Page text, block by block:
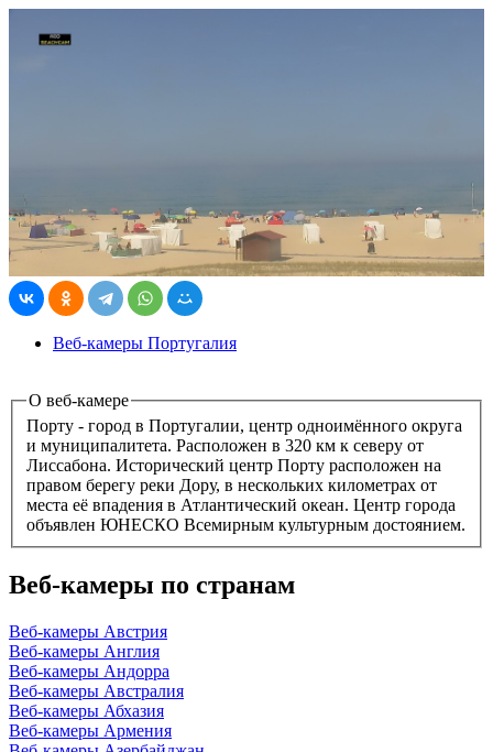
Веб-камеры Португалия
О веб-камере
Порту - город в Португалии, центр одноимённого округа
и муниципалитета. Расположен в 320 км к северу от
Лиссабона. Исторический центр Порту расположен на
правом берегу реки Дору, в нескольких километрах от
места её впадения в Атлантический океан. Центр города
объявлен ЮНЕСКО Всемирным культурным достоянием.
Веб-камеры по странам
Веб-камеры Австрия
Веб-камеры Англия
Веб-камеры Андорра
Веб-камеры Австралия
Веб-камеры Абхазия
Веб-камеры Армения